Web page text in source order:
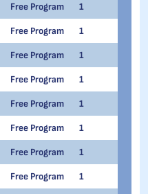
Free Program 1
Free Program 1
Free Program 1
Free Program 1
Free Program 1
Free Program 1
Free Program 1
Free Program 1